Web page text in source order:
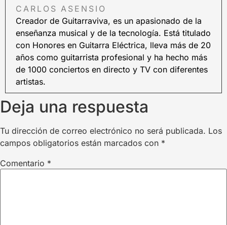
CARLOS ASENSIO
Creador de Guitarraviva, es un apasionado de la
enseñanza musical y de la tecnología. Está titulado
con Honores en Guitarra Eléctrica, lleva más de 20
años como guitarrista profesional y ha hecho más
de 1000 conciertos en directo y TV con diferentes
artistas.
Deja una respuesta
Tu dirección de correo electrónico no será publicada. Los
campos obligatorios están marcados con *
Comentario *